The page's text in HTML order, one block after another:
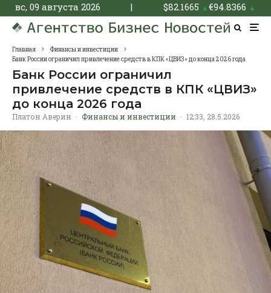
вс, 09 августа 2026 | $82.1665 ▲€94.8366 ▲
Главная
Финансы и инвестиции
Банк России ограничил привлечение средств в КПК «ЦВИЗ» до конца 2026 года
Банк России ограничил
привлечение средств в КПК «ЦВИЗ»
до конца 2026 года
Платон Аверин · Финансы и инвестиции · 12:33, 28.5.2026